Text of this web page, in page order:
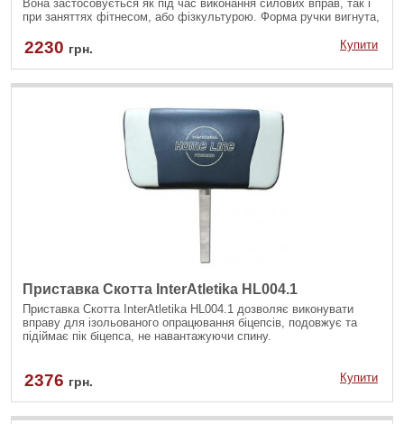
Вона застосовується як під час виконання силових вправ, так і
при заняттях фітнесом, або фізкультурою. Форма ручки вигнута,
зсковзували руки.
2230 грн. Купити
Приставка Скотта InterAtletika HL004.1
Приставка Скотта InterAtletika HL004.1 дозволяє виконувати
вправу для ізольованого опрацювання біцепсів, подовжує та
підіймає пік біцепса, не навантажуючи спину.
2376 грн. Купити